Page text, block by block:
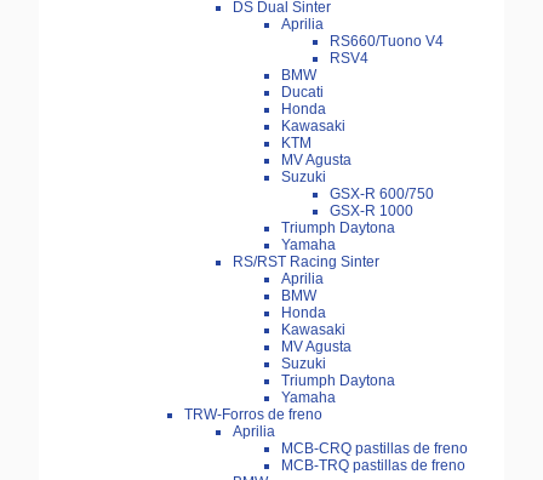
DS Dual Sinter
Aprilia
RS660/Tuono V4
RSV4
BMW
Ducati
Honda
Kawasaki
KTM
MV Agusta
Suzuki
GSX-R 600/750
GSX-R 1000
Triumph Daytona
Yamaha
RS/RST Racing Sinter
Aprilia
BMW
Honda
Kawasaki
MV Agusta
Suzuki
Triumph Daytona
Yamaha
TRW-Forros de freno
Aprilia
MCB-CRQ pastillas de freno
MCB-TRQ pastillas de freno